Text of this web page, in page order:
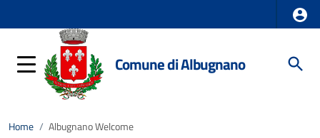
Comune di Albugnano
Home / Albugnano Welcome